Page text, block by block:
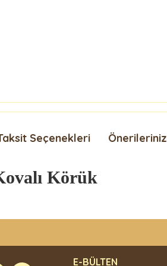
Seçenekleri Önerileriniz
Körük
E-BÜLTEN